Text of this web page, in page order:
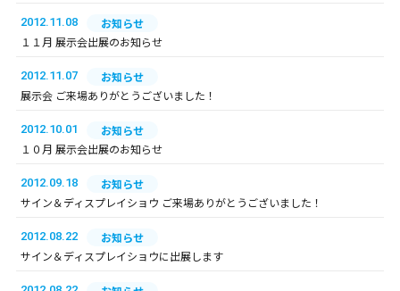
2012.11.08
お知らせ
１１月 展示会出展のお知らせ
2012.11.07
お知らせ
展示会 ご来場ありがとうございました！
2012.10.01
お知らせ
１０月 展示会出展のお知らせ
2012.09.18
お知らせ
サイン＆ディスプレイショウ ご来場ありがとうございました！
2012.08.22
お知らせ
サイン＆ディスプレイショウに出展します